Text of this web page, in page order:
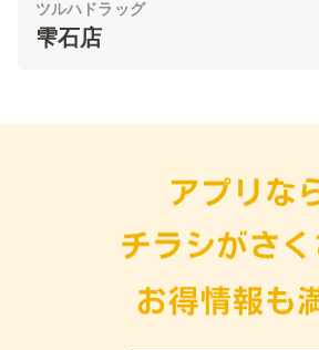
ツルハドラッグ
雫石店